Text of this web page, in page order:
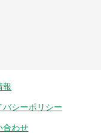
報
バシーポリシー
合わせ